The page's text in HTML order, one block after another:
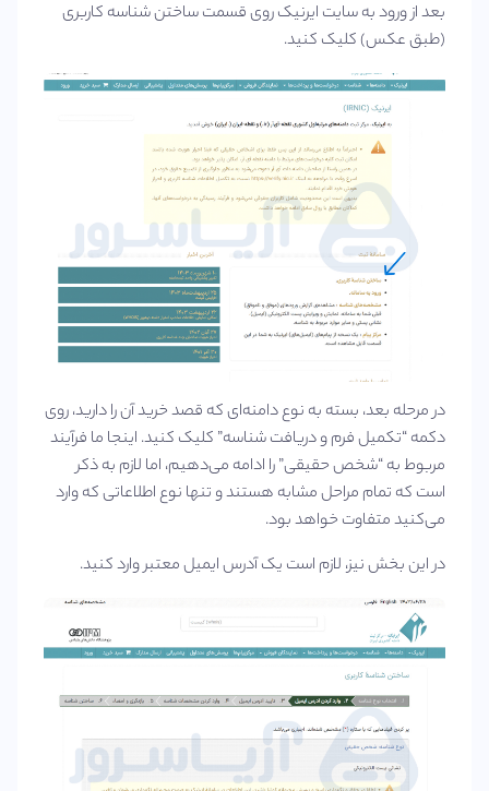
بعد از ورود به سایت ایرنیک روی قسمت ساختن شناسه کاربری
(طبق عکس) کلیک کنید.
در مرحله بعد، بسته به نوع دامنه‌ای که قصد خرید آن را دارید، روی
دکمه “تکمیل فرم و دریافت شناسه” کلیک کنید. اینجا ما فرآیند
مربوط به “شخص حقیقی” را ادامه می‌دهیم، اما لازم به ذکر
است که تمام مراحل مشابه هستند و تنها نوع اطلاعاتی که وارد
می‌کنید متفاوت خواهد بود.
در این بخش نیز، لازم است یک آدرس ایمیل معتبر وارد کنید.